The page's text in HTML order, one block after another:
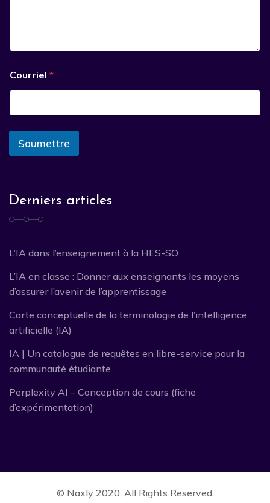
Courriel *
Soumettre
Derniers articles
L’IA dans l’enseignement à la HES-SO
L’IA en classe : Donner aux enseignants les moyens
d’assurer l’avenir de l’apprentissage
Carte conceptuelle de la terminologie de l’intelligence
artificielle (IA)
IA | Un catalogue de requêtes en libre-service pour la
communauté étudiante
Perplexity AI – Conception de cours (fiche
d’expérimentation)
© Naxly2020, All Rights Reserved.